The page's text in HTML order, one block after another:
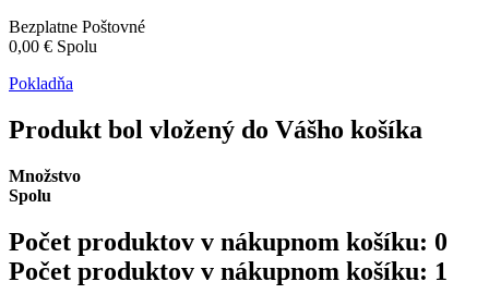
Bezplatne Poštovné
0,00 € Spolu
Pokladňa
Produkt bol vložený do Vášho košíka
Množstvo
Spolu
Počet produktov v nákupnom košíku: 0
Počet produktov v nákupnom košíku: 1